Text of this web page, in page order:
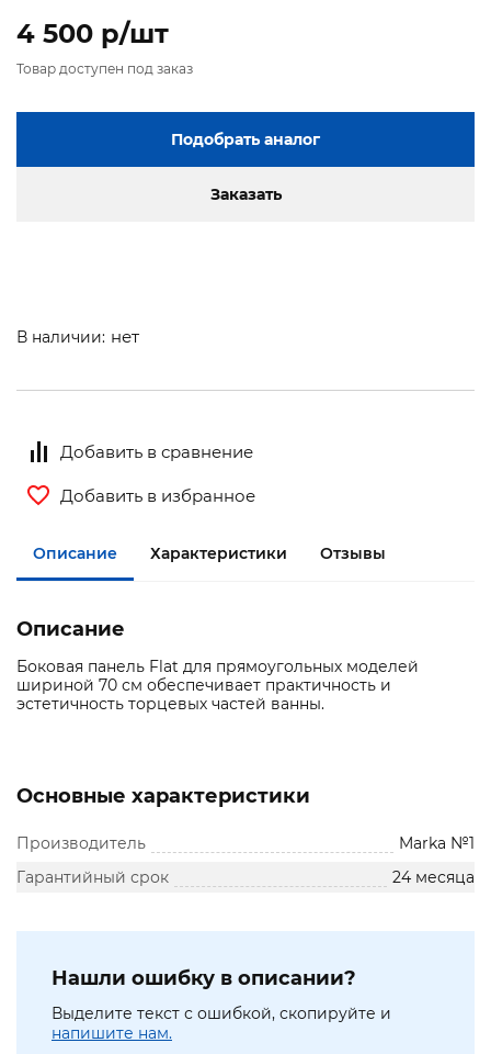
4 500 p/шт
Товар доступен под заказ
Подобрать аналог
Заказать
В наличии: нет
Добавить в сравнение
Добавить в избранное
Описание Характеристики Отзывы
Описание
Боковая панель Flat для прямоугольных моделей
шириной 70 см обеспечивает практичность и
эстетичность торцевых частей ванны.
Основные характеристики
Производитель
Marka №1
Гарантийный срок
24 месяца
Нашли ошибку в описании?
Выделите текст с ошибкой, скопируйте и
напишите нам.